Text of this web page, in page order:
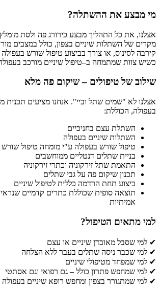
מי מבצע את ההשתלה?
אצלנו, את כל התהליך מבצע כירורג פה ולסת
מקרים של השתלות שיניים בצפון, כולל במצבים
קירבה לסינוס, או צורך בביצוע טיפול שורש
כשיש צוות שמתמחה ב–טיפול שיניים מורכב
שילוב של טיפולים – שיקום פה מלא
אצלנו לא "שמים שתל וביי". אנחנו מציעים
בעפולה, הכוללת:
השתלת עצם בחניכיים
השתלות שיניים בעפולה
טיפול שורש בעפולה ע"י מומחה טיפול שורש
בניית שתלים דנטליים ממוחשבים
התאמת שתל זירקוניה וכתרי זירקוניה
תכנון שיקום פה על גבי שתלים
ביצוע תחת הרדמה כללית לטיפול שיניים
תוצאה סופית שכוללת כתרים קדמיים
אמיתיות
למי מתאים הטיפול?
✔ למי שסבל מאובדן שיניים או עצם
✔ למי שכבר ניסה שתלים בעבר ללא הצלחה
✔ למי שמפחד מטיפולי שיניים
✔ למי שמחפש פתרון כולל – גם רפואי וגם אסתטי
✔ למי שמתגורר בצפון ומחפש רופא שיניים בעפולה